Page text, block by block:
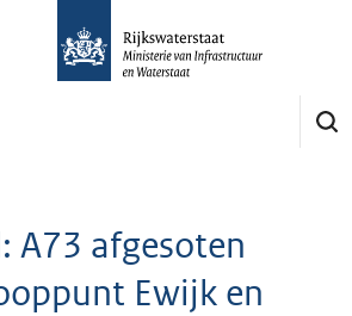
A73 afgesoten
Ewijk en